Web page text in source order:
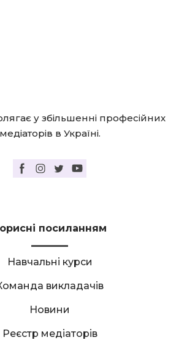
у збільшенні професійних
медіаторів в Україні.
посиланням
Навчальні курси
викладачів
Новини
Реєстр медіаторів